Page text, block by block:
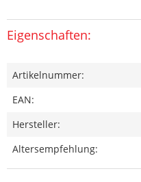
Eigenschaften:
Artikelnummer:
EAN:
Hersteller:
Altersempfehlung: